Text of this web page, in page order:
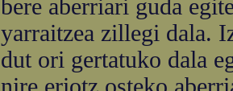
bere aberriari guda
yarraitzea zillegi dala.
dut ori gertatuko dala